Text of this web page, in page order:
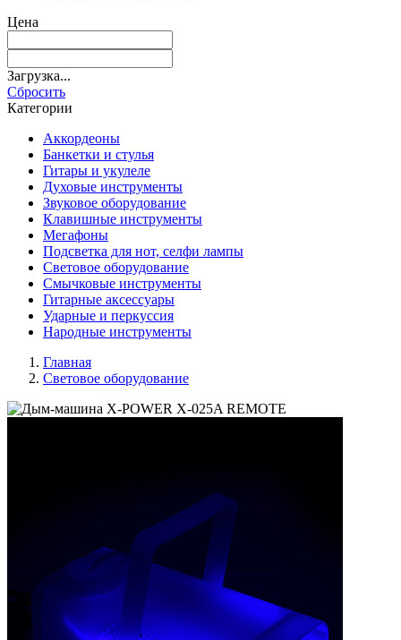
Цена
Загрузка...
Cбросить
Категории
Аккордеоны
Банкетки и стулья
Гитары и укулеле
Духовые инструменты
Звуковое оборудование
Клавишные инструменты
Мегафоны
Подсветка для нот, селфи лампы
Световое оборудование
Смычковые инструменты
Гитарные аксессуары
Ударные и перкуссия
Народные инструменты
Главная
Световое оборудование